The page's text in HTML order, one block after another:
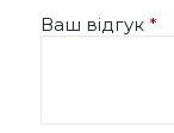
Ваш відгук *